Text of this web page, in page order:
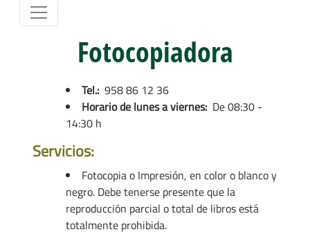
Fotocopiadora
Tel.: 958 86 12 36
Horario de lunes a viernes: De 08:30 -
14:30 h
Servicios:
Fotocopia o Impresión, en color o blanco y
negro. Debe tenerse presente que la
reproducción parcial o total de libros está
totalmente prohibida.